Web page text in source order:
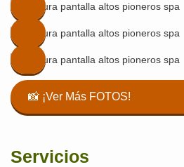
📸 ¡Ver Más FOTOS!
Servicios